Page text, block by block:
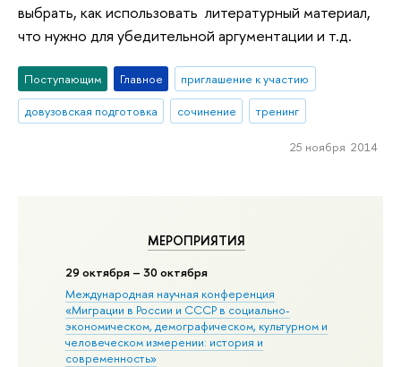
МЕРОПРИЯТИЯ
29 октября – 30 октября
Международная научная конференция
«Миграции в Росcии и СССР в социально-
экономическом, демографическом, культурном и
человеческом измерении: история и
современность»
выбрать, как использовать литературный материал,
что нужно для убедительной аргументации и т.д.
Поступающим Главное
приглашение к участию
довузовская подготовка
сочинение тренинг
25 ноября 2014